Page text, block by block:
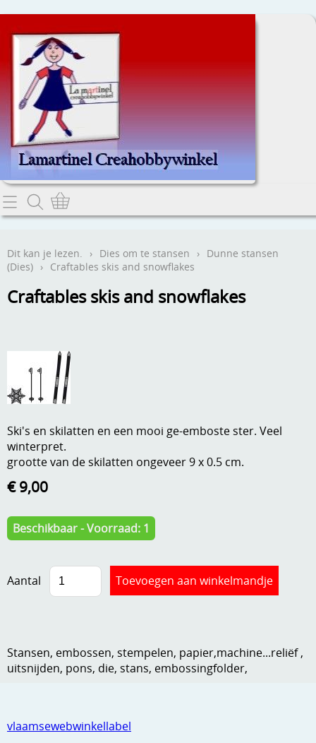
Home
Contact
Webwinkel
Aanbiedingen
Andere
Boeken en magazines
Dies om te stansen
DVD-CD
Handige extra's
Hechtingsmaterialen
Hout , MDF, kartonmateriaal, steen
Kneedmateriaal
Knipvellen
Merken
Verzend - en verpakkingsk
Info
Anders creatief
Gastenboek
vlaamsewebwinkellabel
Dit kan je lezen. › Dies om te stansen › Dunne stansen
(Dies) › Craftables skis and snowflakes
Craftables skis and snowflakes
Ski's en skilatten en een mooi ge-emboste ster. Veel
winterpret.
grootte van de skilatten ongeveer 9 x 0.5 cm.
€ 9,00
Beschikbaar - Voorraad: 1
Aantal
Stansen, embossen, stempelen, papier,machine...reliëf ,
uitsnijden, pons, die, stans, embossingfolder,